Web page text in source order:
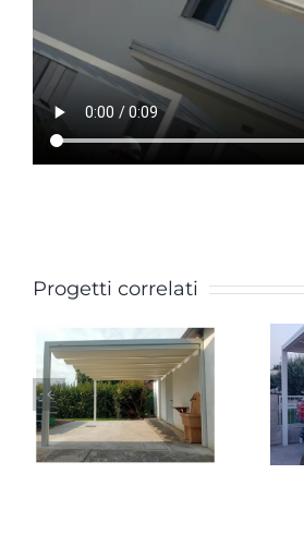
Progetti correlati
Pergola
autoportante
mod.
KUBE 120
di Giulio